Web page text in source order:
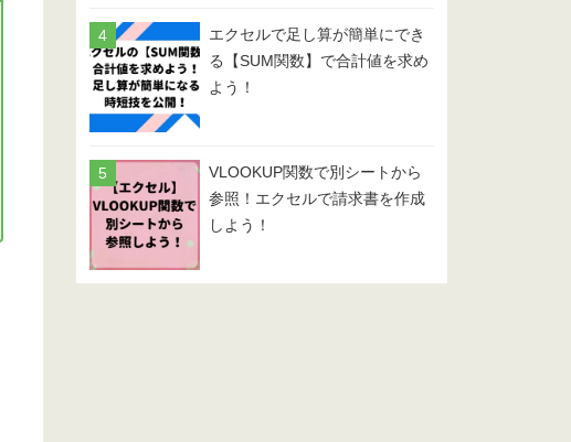
エクセルで足し算が簡単にでき
る【SUM関数】で合計値を求め
よう！
VLOOKUP関数で別シートから
参照！エクセルで請求書を作成
しよう！